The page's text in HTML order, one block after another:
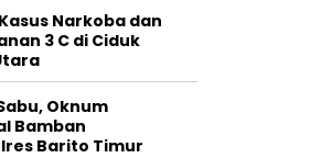
Narkoba dan
3 C di Ciduk
Oknum
Bamban
Barito Timur